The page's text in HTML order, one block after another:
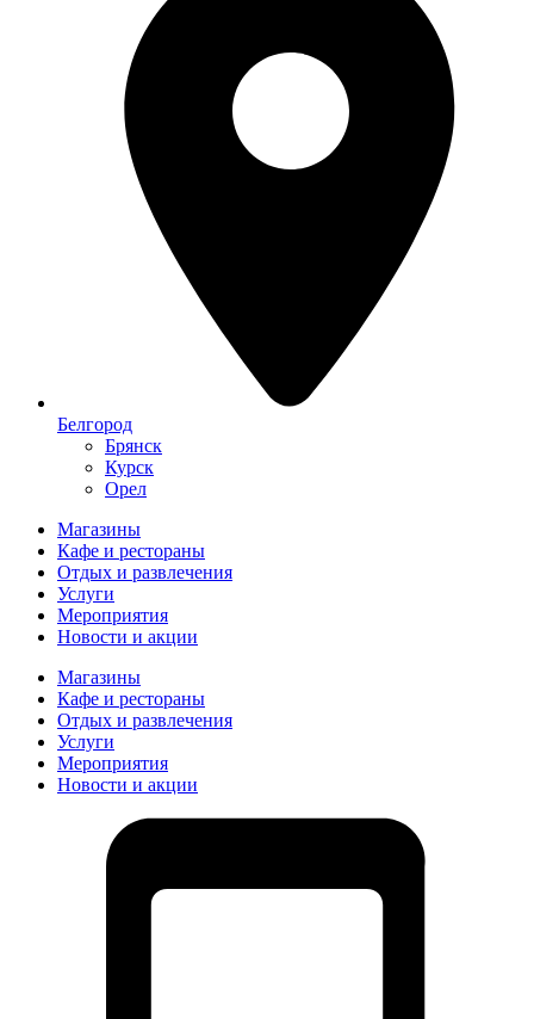
Белгород
Брянск
Курск
Орел
Магазины
Кафе и рестораны
Отдых и развлечения
Услуги
Мероприятия
Новости и акции
Магазины
Кафе и рестораны
Отдых и развлечения
Услуги
Мероприятия
Новости и акции